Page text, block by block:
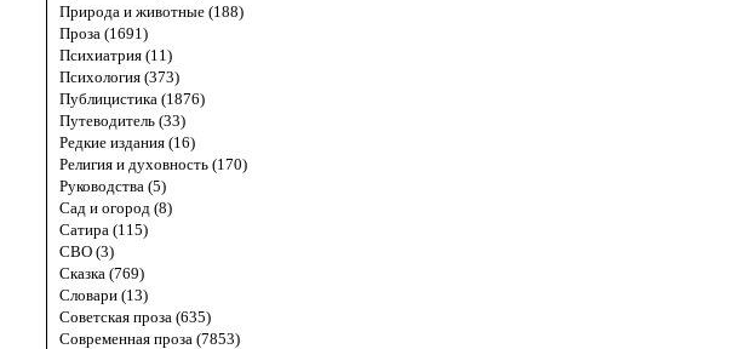
Природа и животные (188)
Проза (1691)
Психиатрия (11)
Психология (373)
Публицистика (1876)
Путеводитель (33)
Редкие издания (16)
Религия и духовность (170)
Руководства (5)
Сад и огород (8)
Сатира (115)
СВО (3)
Сказка (769)
Словари (13)
Советская проза (635)
Современная проза (7853)